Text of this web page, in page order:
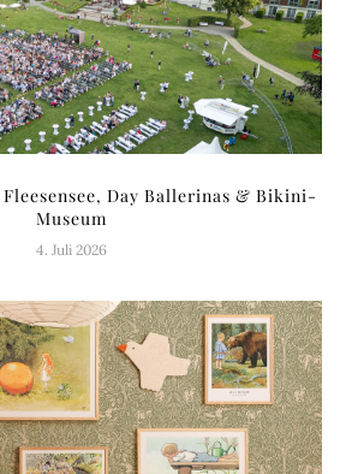
Day Ballerinas & Bikini-
Museum
4. Juli 2026